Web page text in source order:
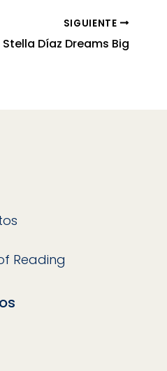
SIGUIENTE
Stella Díaz Dreams Big
Reading